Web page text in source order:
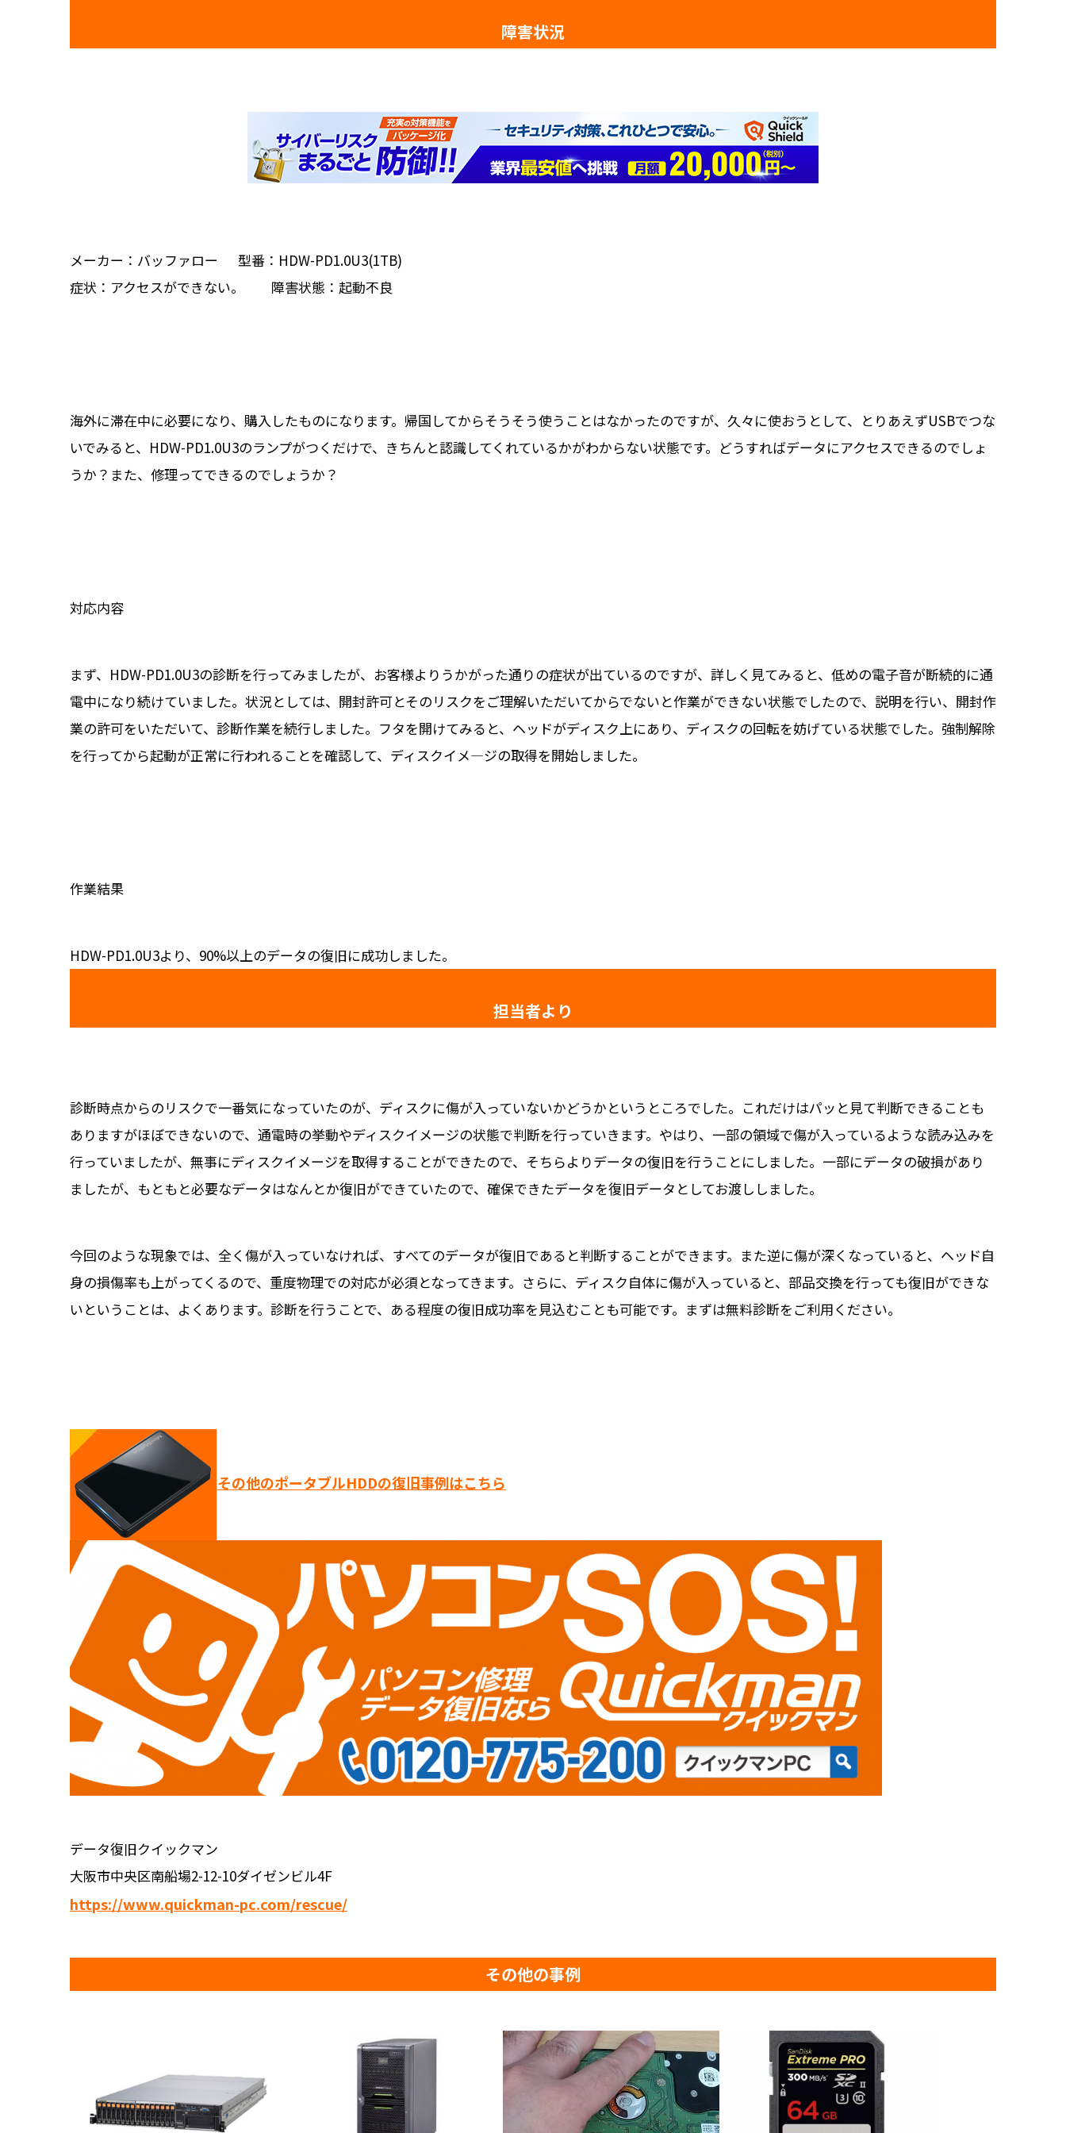
障害状況
メーカー：バッファロー 型番：HDW-PD1.0U3(1TB)
症状：アクセスができない。 障害状態：起動不良
海外に滞在中に必要になり、購入したものになります。帰国してからそうそう使うことはなかったのですが、久々に使おうとして、とりあえずUSBでつな
いでみると、HDW-PD1.0U3のランプがつくだけで、きちんと認識してくれているかがわからない状態です。どうすればデータにアクセスできるのでしょ
うか？また、修理ってできるのでしょうか？
対応内容
まず、HDW-PD1.0U3の診断を行ってみましたが、お客様よりうかがった通りの症状が出ているのですが、詳しく見てみると、低めの電子音が断続的に通
電中になり続けていました。状況としては、開封許可とそのリスクをご理解いただいてからでないと作業ができない状態でしたので、説明を行い、開封作
業の許可をいただいて、診断作業を続行しました。フタを開けてみると、ヘッドがディスク上にあり、ディスクの回転を妨げている状態でした。強制解除
を行ってから起動が正常に行われることを確認して、ディスクイメ―ジの取得を開始しました。
作業結果
HDW-PD1.0U3より、90%以上のデータの復旧に成功しました。
担当者より
診断時点からのリスクで一番気になっていたのが、ディスクに傷が入っていないかどうかというところでした。これだけはパッと見て判断できることも
ありますがほぼできないので、通電時の挙動やディスクイメージの状態で判断を行っていきます。やはり、一部の領域で傷が入っているような読み込みを
行っていましたが、無事にディスクイメージを取得することができたので、そちらよりデータの復旧を行うことにしました。一部にデータの破損があり
ましたが、もともと必要なデータはなんとか復旧ができていたので、確保できたデータを復旧データとしてお渡ししました。
今回のような現象では、全く傷が入っていなければ、すべてのデータが復旧であると判断することができます。また逆に傷が深くなっていると、ヘッド自
身の損傷率も上がってくるので、重度物理での対応が必須となってきます。さらに、ディスク自体に傷が入っていると、部品交換を行っても復旧ができな
いということは、よくあります。診断を行うことで、ある程度の復旧成功率を見込むことも可能です。まずは無料診断をご利用ください。
その他のポータブルHDDの復旧事例はこちら
データ復旧クイックマン
大阪市中央区南船場2-12-10ダイゼンビル4F
https://www.quickman-pc.com/rescue/
その他の事例